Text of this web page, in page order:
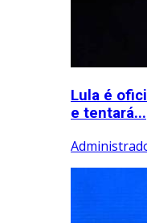
Lula é
e tentará...